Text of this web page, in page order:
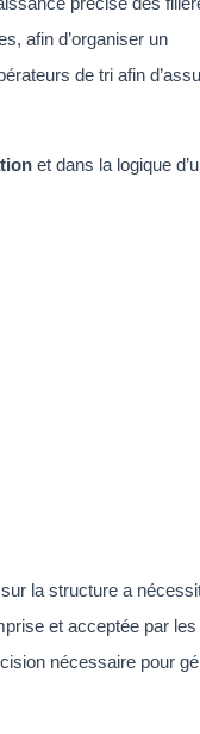
afin d’organiser un
de tri afin
et dans la logique
la structure a
et acceptée par les
nécessaire pour